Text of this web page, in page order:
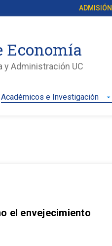
ADMISIÓN
y Administración UC
Académicos e Investigación arrow_drop_down
el envejecimiento